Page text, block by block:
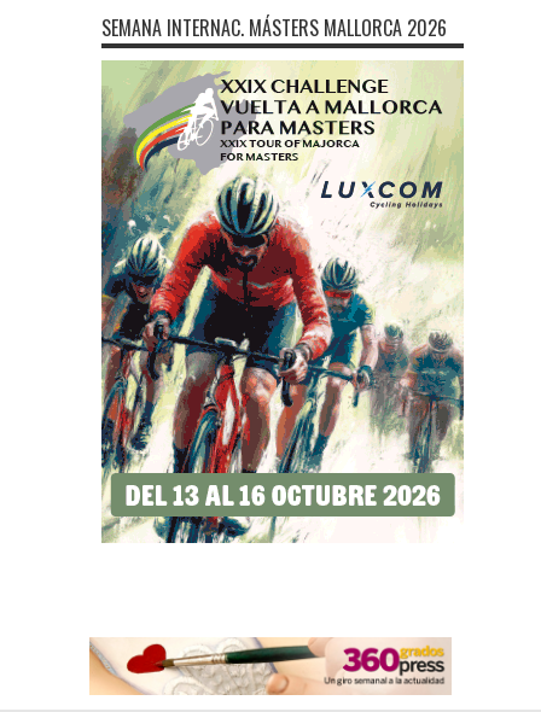
SEMANA INTERNAC. MÁSTERS MALLORCA 2026